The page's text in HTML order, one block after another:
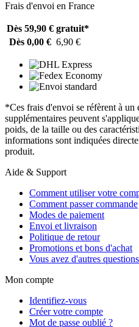
Frais d'envoi en France
Dès 59,90 € gratuit*
Dès 0,00 € 6,90 €
*Ces frais d'envoi se réfèrent à un
supplémentaires peuvent
poids, de la taille ou des
informations sont indiquées
produit.
Aide & Support
Comment utiliser votre
Comment passer commande
Modes de paiement
Envoi et livraison
Politique de retour
Promotions et bons d'achat
Vous avez d'autres
Mon compte
Identifiez-vous
Créer votre compte
Mot de passe oublié ?